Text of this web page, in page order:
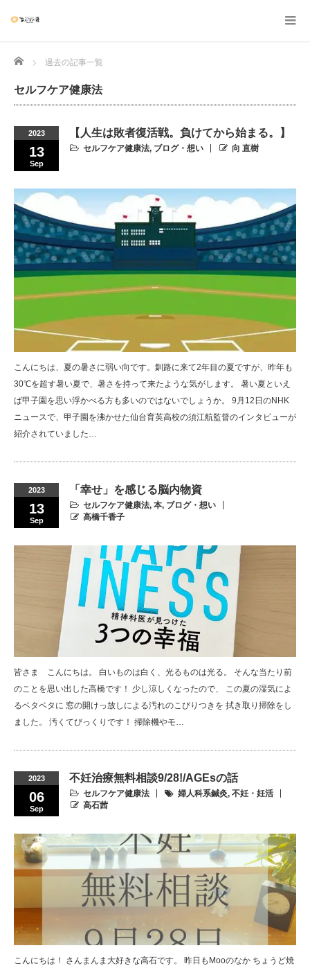
Home 過去の記事一覧
セルフケア健康法
2023
13
Sep
【人生は敗者復活戦。負けてから始まる。】
セルフケア健康法, ブログ・想い 向 直樹
こんにちは、夏の暑さに弱い向です。釧路に来て2年目の夏ですが、昨年も
30℃を超す暑い夏で、暑さを持って来たような気がします。 暑い夏といえ
ば甲子園を思い浮かべる方も多いのではないでしょうか。 9月12日のNHK
ニュースで、甲子園を沸かせた仙台育英高校の須江航監督のインタビューが
紹介されていました…
2023
13
Sep
「幸せ」を感じる脳内物資
セルフケア健康法, 本, ブログ・想い
高橋千香子
皆さま こんにちは。 白いものは白く、光るものは光る。 そんな当たり前
のことを思い出した高橋です！ 少し涼しくなったので、 この夏の湿気によ
るベタベタに 窓の開けっ放しによる汚れのこびりつきを 拭き取り掃除をし
ました。 汚くてびっくりです！ 掃除機やモ…
2023
06
Sep
不妊治療無料相談9/28!/AGEsの話
セルフケア健康法 婦人科系鍼灸, 不妊・妊活
高石茜
こんにちは！ さんまんま大好きな高石です。 昨日もMooのなか ちょうど焼